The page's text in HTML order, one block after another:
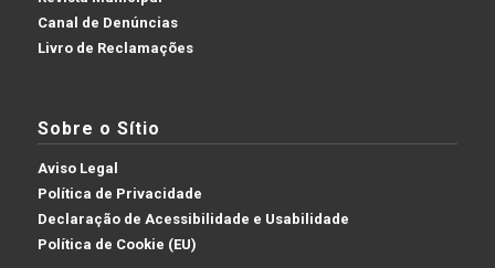
Canal de Denúncias
Livro de Reclamações
Sobre o Sítio
Aviso Legal
Política de Privacidade
Declaração de Acessibilidade e Usabilidade
Política de Cookie (EU)